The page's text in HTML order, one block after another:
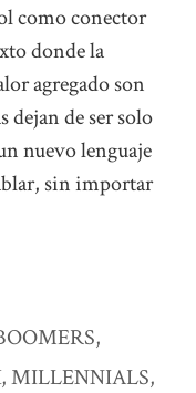
como conector
donde la
agregado son
dejan de ser solo
nuevo lenguaje
sin importar
,
,MILLENNIALS,